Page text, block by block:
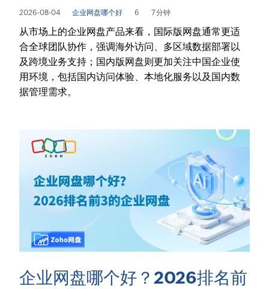
2026-08-04 企业网盘哪个好 6 7 分钟
从市场上的企业网盘产品来看，国际版网盘通常更适
合全球团队协作，强调海外访问、多区域数据部署以
及跨境业务支持；国内版网盘则更加关注中国企业使
用环境，包括国内访问体验、本地化服务以及国内数
据管理需求。
企业网盘哪个好？2026排名前